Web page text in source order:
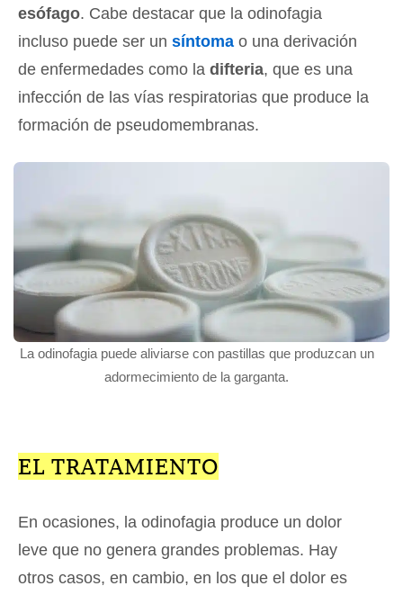
esófago. Cabe destacar que la odinofagia
incluso puede ser un síntoma o una derivación
de enfermedades como la difteria, que es una
infección de las vías respiratorias que produce la
formación de pseudomembranas.
La odinofagia puede aliviarse con pastillas que produzcan un
adormecimiento de la garganta.
EL TRATAMIENTO
En ocasiones, la odinofagia produce un dolor
leve que no genera grandes problemas. Hay
otros casos, en cambio, en los que el dolor es